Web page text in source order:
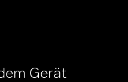
Gerät